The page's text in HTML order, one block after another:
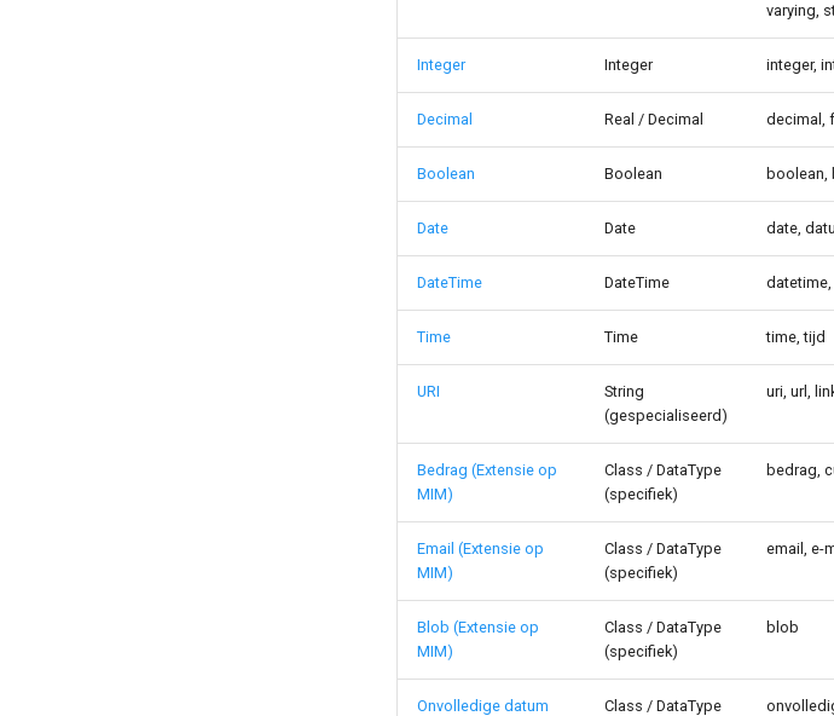
varying,
Integer Integer integer,
Decimal Real / Decimal decimal,
Boolean Boolean boolean,
Date Date date,
DateTime DateTime
Time Time time, tijd
URI
String
(gespecialiseerd)
uri, url,
Bedrag (Extensie op
MIM)
Class / DataType
(specifiek)
bedrag,
Email (Extensie op
MIM)
Class / DataType
(specifiek)
email, e-
Blob (Extensie op
MIM)
Class / DataType
(specifiek)
blob
Onvolledige datum
Class / DataType